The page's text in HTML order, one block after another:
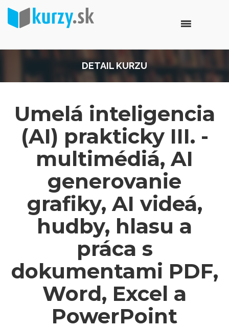
DETAIL KURZU
Umelá inteligencia
(AI) prakticky III. -
multimédiá, AI
generovanie
grafiky, AI videá,
hudby, hlasu a
práca s
dokumentami PDF,
Word, Excel a
PowerPoint